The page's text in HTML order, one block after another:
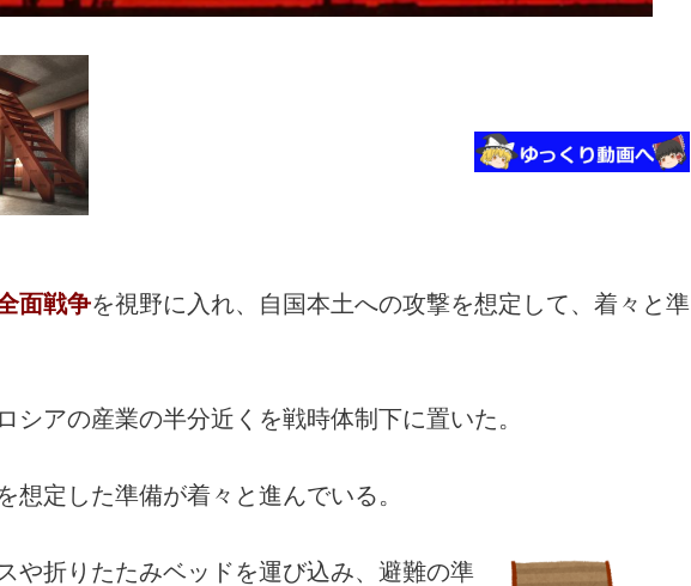
面戦争を視野に入れ、自国本土への攻撃を想定して、着々と準
シアの産業の半分近くを戦時体制下に置いた。
想定した準備が着々と進んでいる。
や折りたたみベッドを運び込み、避難の準